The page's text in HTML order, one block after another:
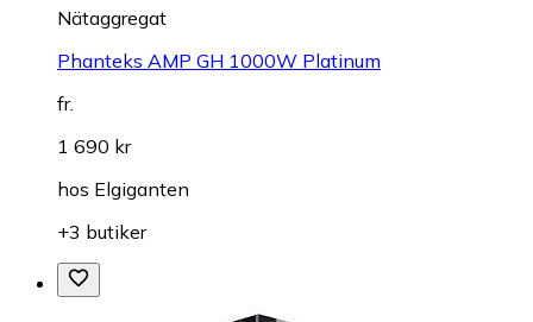
Nätaggregat
Phanteks AMP GH 1000W Platinum
fr.
1 690 kr
hos Elgiganten
+3 butiker